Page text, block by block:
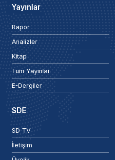
Yayınlar
Rapor
Analizler
Kitap
Tüm Yayınlar
E-Dergiler
SDE
SD TV
İletişim